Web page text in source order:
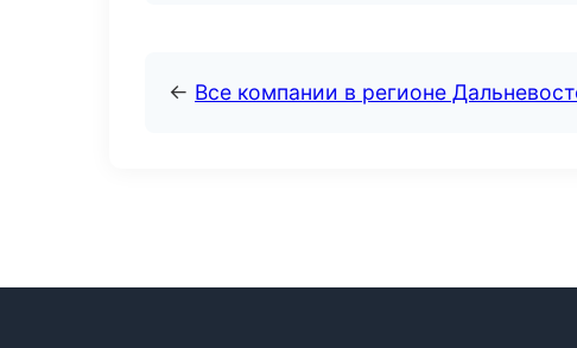
← Все компании в регионе